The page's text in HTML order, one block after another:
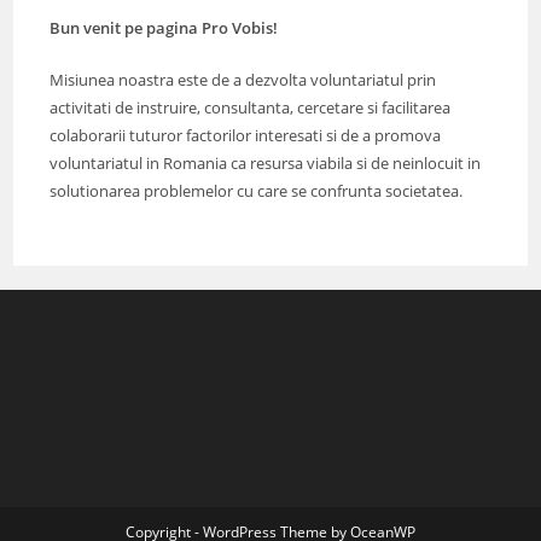
Bun venit pe pagina Pro Vobis!
Misiunea noastra este de a dezvolta voluntariatul prin
activitati de instruire, consultanta, cercetare si facilitarea
colaborarii tuturor factorilor interesati si de a promova
voluntariatul in Romania ca resursa viabila si de neinlocuit in
solutionarea problemelor cu care se confrunta societatea.
Copyright - WordPress Theme by OceanWP